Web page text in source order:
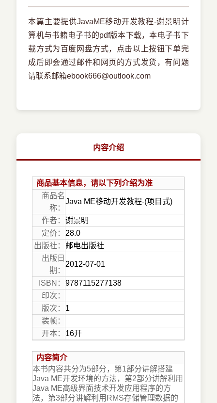
本篇主要提供JavaME移动开发教程-谢景明计
算机与书籍电子书的pdf版本下载，本电子书下
载方式为百度网盘方式，点击以上按钮下单完
成后即会通过邮件和网页的方式发货，有问题
请联系邮箱ebook666@outlook.com
内容介绍
商品基本信息，请以下列介绍为准
商品名
称：
Java ME移动开发教程-(项目式)
作者： 谢景明
定价： 28.0
出版社： 邮电出版社
出版日
期：
2012-07-01
ISBN： 9787115277138
印次：
版次： 1
装帧：
开本： 16开
内容简介
本书内容共分为5部分，第1部分讲解搭建
Java ME开发环境的方法，第2部分讲解利用
Java ME高级界面技术开发应用程序的方
法，第3部分讲解利用RMS存储管理数据的